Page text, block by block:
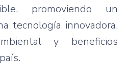
promoviendo un
tecnología innovadora,
y beneficios